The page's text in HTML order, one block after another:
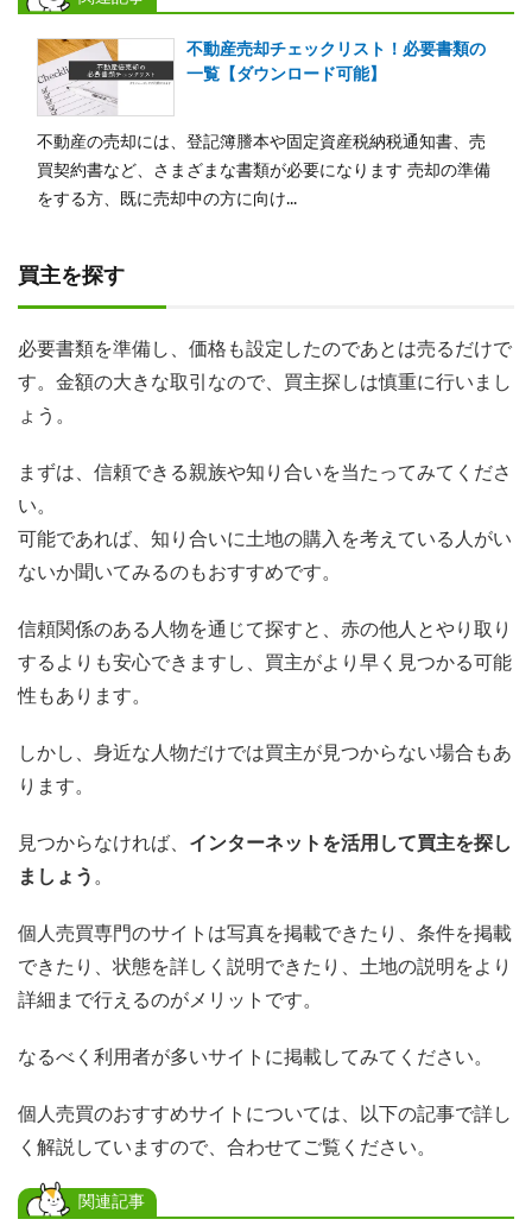
不動産売却チェックリスト！必要書類の
一覧【ダウンロード可能】
不動産の売却には、登記簿謄本や固定資産税納税通知書、売
買契約書など、さまざまな書類が必要になります 売却の準備
をする方、既に売却中の方に向け...
買主を探す
必要書類を準備し、価格も設定したのであとは売るだけで
す。金額の大きな取引なので、買主探しは慎重に行いまし
ょう。
まずは、信頼できる親族や知り合いを当たってみてくださ
い。
可能であれば、知り合いに土地の購入を考えている人がい
ないか聞いてみるのもおすすめです。
信頼関係のある人物を通じて探すと、赤の他人とやり取り
するよりも安心できますし、買主がより早く見つかる可能
性もあります。
しかし、身近な人物だけでは買主が見つからない場合もあ
ります。
見つからなければ、 インターネットを活用して買主を探し
ましょう 。
個人売買専門のサイトは写真を掲載できたり、条件を掲載
できたり、状態を詳しく説明できたり、土地の説明をより
詳細まで行えるのがメリットです。
なるべく利用者が多いサイトに掲載してみてください。
個人売買のおすすめサイトについては、以下の記事で詳し
く解説していますので、合わせてご覧ください。
関連記事